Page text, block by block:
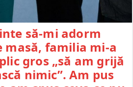
să-mi adorm
masă, familia mi-a
gros „să am grijă
nimic”. Am pus